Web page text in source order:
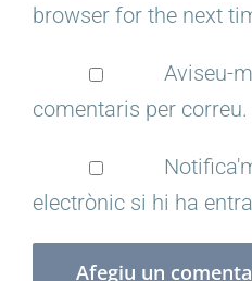
browser for the next
Aviseu-
comentaris per correu.
electrònic si hi ha